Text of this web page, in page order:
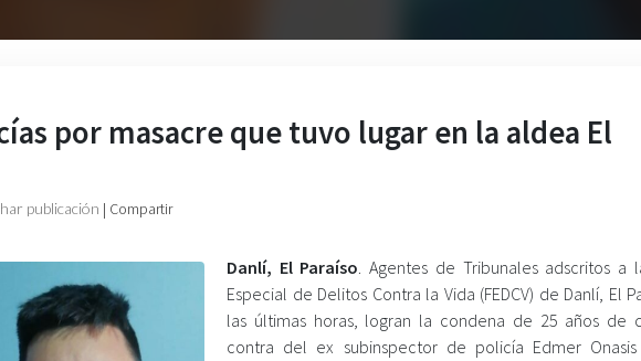
por masacre que tuvo lugar en la aldea El
publicación | Compartir
Danlí, El Paraíso. Agentes de Tribunales adscritos a
Especial de Delitos Contra la Vida (FEDCV) de Danlí, El
las últimas horas, logran la condena de 25 años de
contra del ex subinspector de policía Edmer Onasis